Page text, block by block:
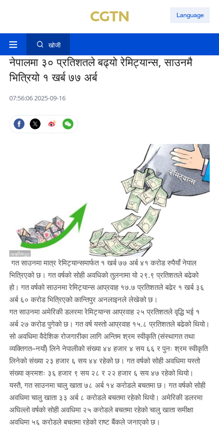
Language
खोजी
नेपालमा ३० प्रतिशतले बढ्यो रेमिट्यान्स, साउनमै
भित्रियो १ खर्ब ७७ अर्ब
07:56:06 2025-09-16
गत साउनमा मात्र रेमिट्यान्समार्फत १ खर्ब ७७ अर्ब ४१ करोड रुपैयाँ नेपाल
भित्रिएको छ। गत वर्षको सोही अवधिको तुलनामा यो २९.९ प्रतिशतले बढेको
हो। गत वर्षको साउनमा रेमिट्यान्स आप्रवाह १७.७ प्रतिशतले बढेर १ खर्ब ३६
अर्ब ६० करोड भित्रिएको कान्तिपुर अनलाइनले लेखेको छ।
गत साउनमा अमेरिकी डलरमा रेमिट्यान्स आप्रवाह २५ प्रतिशतले वृद्धि भई १
अर्ब २७ करोड पुगेको छ। गत वर्ष यस्तो आप्रवाह १५.८ प्रतिशतले बढेको थियो।
सो अवधिमा वैदेशिक रोजगारीका लागि अन्तिम श्रम स्वीकृति (संस्थागत तथा
व्यक्तिगत–नयाँ) लिने नेपालीको संख्या ४४ हजार ४ सय ६६ र पुनः श्रम स्वीकृति
लिनेको संख्या २३ हजार ६ सय ४४ रहेको छ। गत वर्षको सोही अवधिमा यस्तो
संख्या क्रमशः ३६ हजार ९ सय २८ र २२ हजार ६ सय ४७ रहेको थियो।
यस्तै, गत साउनमा चालु खाता ७८ अर्ब १४ करोडले बचतमा छ। गत वर्षको सोही
अवधिमा चालु खाता ३३ अर्ब ८ करोडले बचतमा रहेको थियो। अमेरिकी डलरमा
अघिल्लो वर्षको सोही अवधिमा २५ करोडले बचतमा रहेको चालु खाता समीक्षा
अवधिमा ५६ करोडले बचतमा रहेको राष्ट बैंकले जनाएको छ।